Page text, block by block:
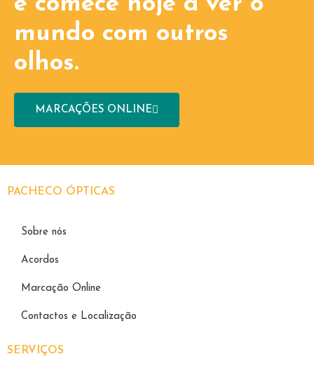
mundo com outros
olhos.
MARCAÇÕES ONLINE
PACHECO ÓPTICAS
Sobre nós
Acordos
Marcação Online
Contactos e Localização
SERVIÇOS